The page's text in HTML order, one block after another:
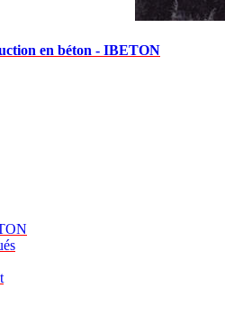
en béton - IBETON